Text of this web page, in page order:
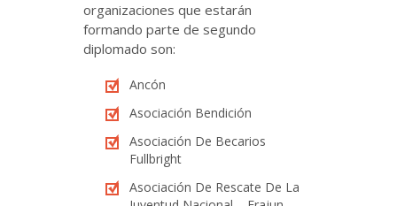
organizaciones que estarán
formando parte de segundo
diplomado son:
Ancón
Asociación Bendición
Asociación De Becarios
Fullbright
Asociación De Rescate De La